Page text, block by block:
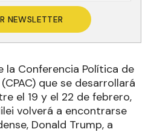
NEWSLETTER
la Conferencia Política de
que se desarrollará
el 19 y el 22 de febrero,
volverá a encontrarse
Donald Trump, a